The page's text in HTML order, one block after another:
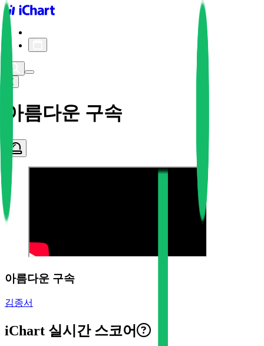
iChart logo
아름다운 구속
아름다운 구속
김종서
iChart 실시간 스코어